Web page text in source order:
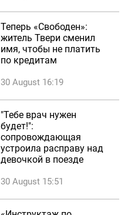
Теперь «Свободен»:
житель Твери сменил
имя, чтобы не платить
по кредитам
30 August 16:19
"Тебе врач нужен
будет!":
сопровождающая
устроила расправу над
девочкой в поезде
30 August 15:51